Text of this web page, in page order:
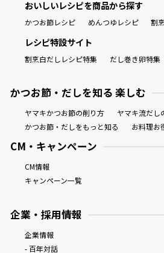
おいしいレシピを商品から探す
かつお節レシピ めんつゆレシピ 割
レシピ特設サイト
割烹白だしレシピ特集 だし巻き卵特集
かつお節・だしを知る 楽しむ
ヤマキかつお節の削り方
ヤマキ流だし
かつお節・だしをもっと知る
お料理お
CM・キャンペーン
CM情報
キャンペーン一覧
企業・採用情報
企業情報
- 百年対話